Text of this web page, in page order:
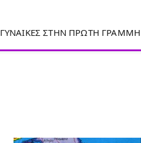
ΓΥΝΑΊΚΕΣ ΣΤΗΝ ΠΡΏΤΗ ΓΡΑΜΜΉ